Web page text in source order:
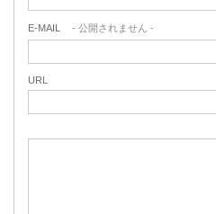
E-MAIL - 公開されません -
URL